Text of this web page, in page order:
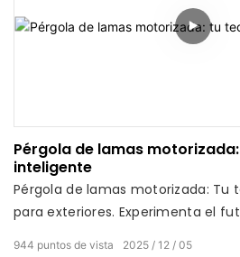
Pérgola de lamas
inteligente
Pérgola de lamas motorizada: Tu
para exteriores. Experimenta el
2025 12 05
944 puntos de vista